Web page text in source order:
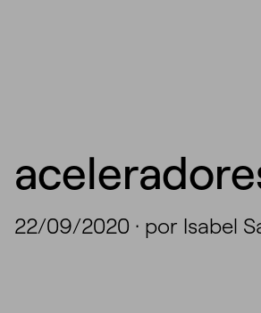
22/09/2020 · por Isabel